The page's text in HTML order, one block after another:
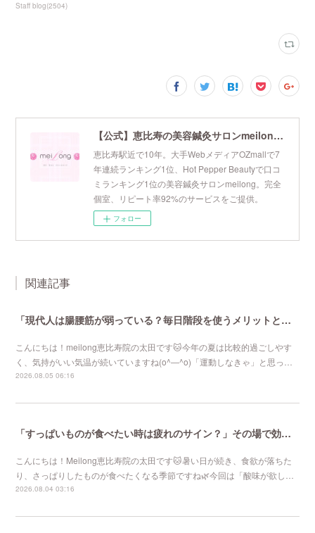
Staff blog(2504)
【公式】恵比寿の美容鍼灸サロンmeilong｜ツボを押さえた針・お灸の治療で美容と健康を叶えます
恵比寿駅近で10年。大手WebメディアOZmallで7
年連続ランキング1位、Hot Pepper Beautyで口コ
ミランキング1位の美容鍼灸サロンmeilong。完全
個室、リピート率92%のサービスをご提供。
フォロー
関連記事
「現代人は腸腰筋が弱っている？毎日階段を使うメリットとは」恵比寿で1番人気のマタニティサロンmeilong
こんにちは！meilong恵比寿院の太田です🐱今年の夏は比較的過ごしやす
く、気持がいい気温が続いていますね(o^―^o)「運動しなきゃ」と思っ…
2026.08.05 06:16
「すっぱいものが食べたい時は疲れのサイン？」その場で効果を感じる針治療をお探しなら恵比寿meilong
こんにちは！Meilong恵比寿院の太田です🐱暑い日が続き、食欲が落ちた
り、さっぱりしたものが食べたくなる季節ですね🌿今回は「酸味が欲し…
2026.08.04 03:16